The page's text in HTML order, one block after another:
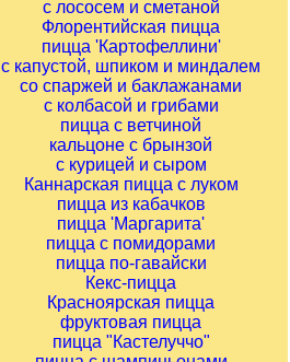
с лососем и сметаной
Флорентийская пицца
пицца 'Картофеллини'
с капустой, шпиком и миндалем
со спаржей и баклажанами
с колбасой и грибами
пицца с ветчиной
кальцоне с брынзой
с курицей и сыром
Каннарская пицца с луком
пицца из кабачков
пицца 'Маргарита'
пицца с помидорами
пицца по-гавайски
Кекс-пицца
Красноярская пицца
фруктовая пицца
пицца "Кастелуччо"